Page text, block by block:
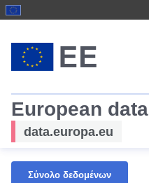
European data
data.europa.eu
Σύνολο δεδομένων